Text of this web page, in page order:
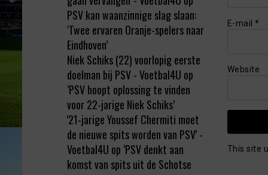
E-mail *
Website
This site
PSV kan waanzinnige slag slaan:
‘Twee ervaren Oranje-spelers naar
Eindhoven’
Niek Schiks (22) voorlopig eerste
doelman bij PSV - Voetbal4U op
‘PSV hoopt oplossing te vinden
voor 22-jarige Niek Schiks’
'21-jarige Youssef Chermiti moet
de nieuwe spits worden van PSV' -
Voetbal4U op ‘PSV denkt aan
komst van spits uit de Schotse